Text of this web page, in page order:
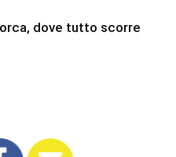
dove tutto scorre